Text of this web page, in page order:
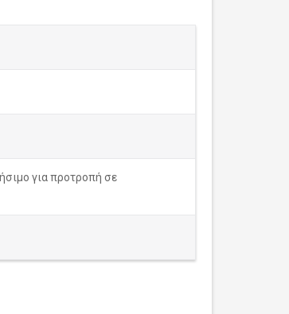
για προτροπή σε